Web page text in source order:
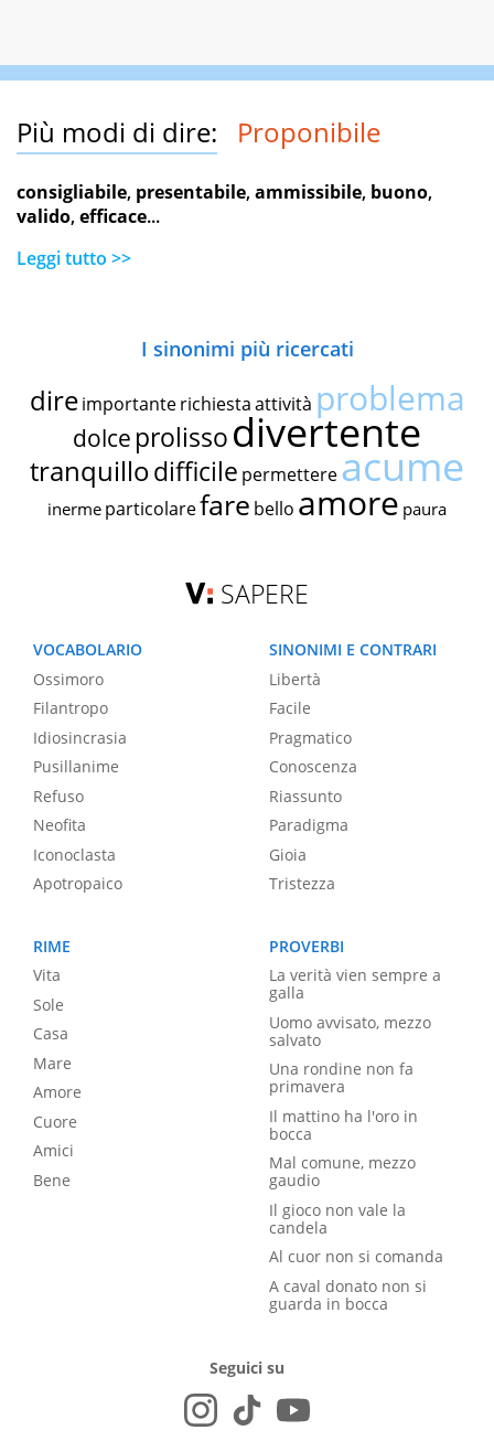
Più modi di dire: Proponibile
consigliabile, presentabile,ammissibile, buono,
valido,efficace...
Leggi tutto >>
I sinonimi più ricercati
dire importante richiestaattività problema
dolce prolissodivertente
tranquillodifficile permettereacume
inerme particolarefare bello amore paura
SAPERE
VOCABOLARIO
Ossimoro
Filantropo
Idiosincrasia
Pusillanime
Refuso
Neofita
Iconoclasta
Apotropaico
SINONIMI E CONTRARI
Libertà
Facile
Pragmatico
Conoscenza
Riassunto
Paradigma
Gioia
Tristezza
RIME
Vita
Sole
Casa
Mare
Amore
Cuore
Amici
Bene
PROVERBI
La verità vien sempre a
galla
Uomo avvisato, mezzo
salvato
Una rondine non fa
primavera
Il mattino ha l'oro in
bocca
Mal comune, mezzo
gaudio
Il gioco non vale la
candela
Al cuor non si comanda
A caval donato non si
guarda in bocca
Seguici su